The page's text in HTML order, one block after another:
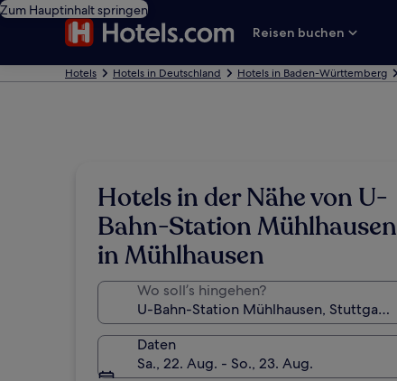
Zum Hauptinhalt springen
Reisen buchen
Hotels Hotels in Deutschland Hotels in Baden-Württemberg
Hotels in der Nähe von U-
Bahn-Station Mühlhausen
in Mühlhausen
Wo soll’s hingehen?
Daten
Sa., 22. Aug. - So., 23. Aug.